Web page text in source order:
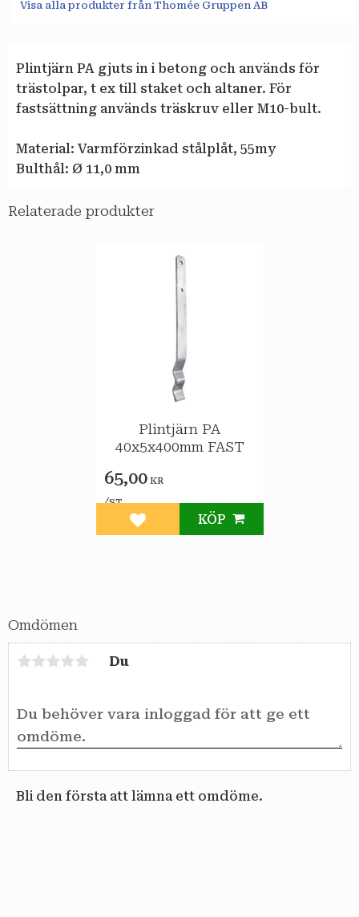
Visa alla produkter från Thomée Gruppen AB
Plintjärn PA gjuts in i betong och används för
trästolpar, t ex till staket och altaner. För
fastsättning används träskruv eller M10-bult.
Material: Varmförzinkad stålplåt, 55my
Bulthål: Ø 11,0 mm
Omdömen
Du
Bli den första att lämna ett omdöme.
Relaterade produkter
Plintjärn PA
40x5x400mm FAST
65,00KR
/ST
Lägg till i favoriter
KÖP